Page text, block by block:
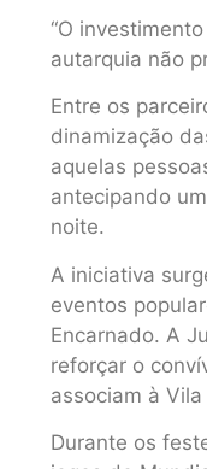
“O
autarquia não
Entre os
dinamização
aquelas
antecipando
noite.
A iniciativa
eventos
Encarnado. A
reforçar o
associam à
Durante os